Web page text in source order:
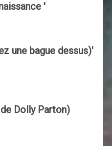
'
une bague dessus)'
Dolly Parton)